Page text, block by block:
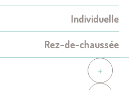
Individuelle
Rez-de-chaussée
+